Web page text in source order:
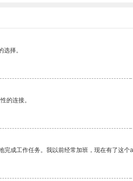
择。
的连接。
成工作任务。我以前经常加班，现在有了这个